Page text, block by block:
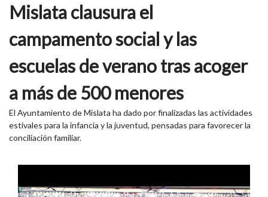
Mislata clausura el
campamento social y las
escuelas de verano tras acoger
a más de 500 menores
El Ayuntamiento de Mislata ha dado por finalizadas las actividades
estivales para la infancia y la juventud, pensadas para favorecer la
conciliación familiar.